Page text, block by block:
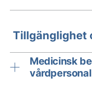
Tillgänglighet
Medicinsk